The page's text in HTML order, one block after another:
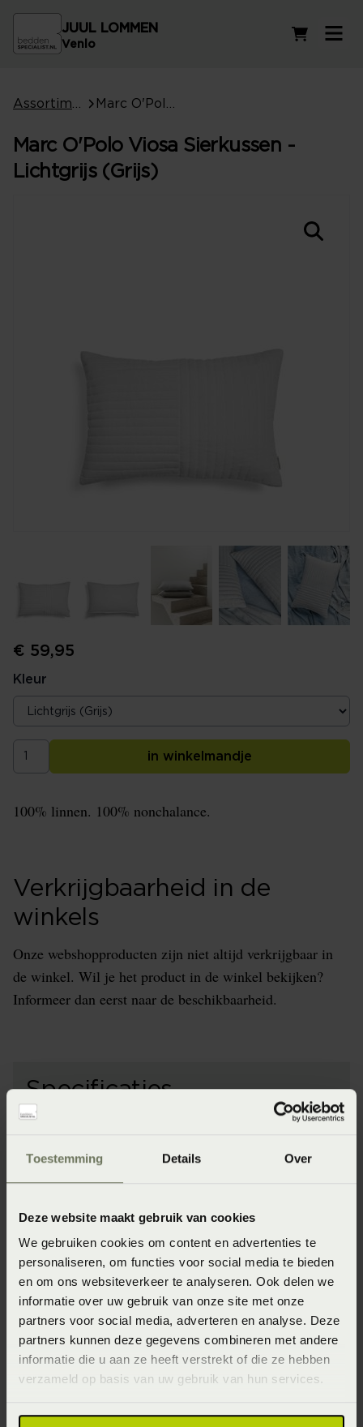
Toestemming Details Over
Deze website maakt gebruik van cookies
We gebruiken cookies om content en advertenties te
personaliseren, om functies voor social media te bieden
en om ons websiteverkeer te analyseren. Ook delen we
informatie over uw gebruik van onze site met onze
partners voor social media, adverteren en analyse. Deze
partners kunnen deze gegevens combineren met andere
informatie die u aan ze heeft verstrekt of die ze hebben
verzameld op basis van uw gebruik van hun services.
JUUL LOMMEN
Venlo
Marc O'Polo Viosa Sierkussen -
Lichtgrijs (Grijs)
€ 59,95
Kleur
in winkelmandje
100% linnen. 100% nonchalance.
Verkrijgbaarheid in de
winkels
Onze webshopproducten zijn niet altijd verkrijgbaar in
de winkel. Wil je het product in de winkel bekijken?
Informeer dan eerst naar de beschikbaarheid.
Specificaties
8715944777490
Maximaal 40 graden (Wassen op maximaal 40 graden)
Materiaal
100% linnen (Linnen)
Afmeting
40x60 (40 x 60 cm)
Seizoen